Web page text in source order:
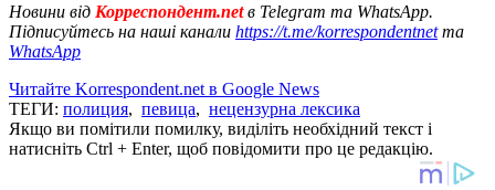
Новини від Корреспондент.netв Telegram та WhatsApp.
Підписуйтесь на наші канали https://t.me/korrespondentnetта
WhatsApp
Читайте Korrespondent.net в Google News
ТЕГИ: полиция, певица, нецензурна лексика
Якщо ви помітили помилку, виділіть необхідний текст і
натисніть Ctrl + Enter, щоб повідомити про це редакцію.